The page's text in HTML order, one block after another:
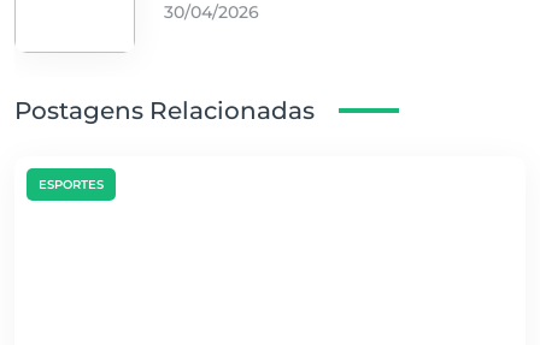
30/04/2026
Postagens Relacionadas
ESPORTES